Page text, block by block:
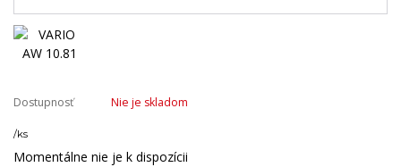
Dostupnosť Nie je skladom
/ks
Momentálne nie je k dispozícii